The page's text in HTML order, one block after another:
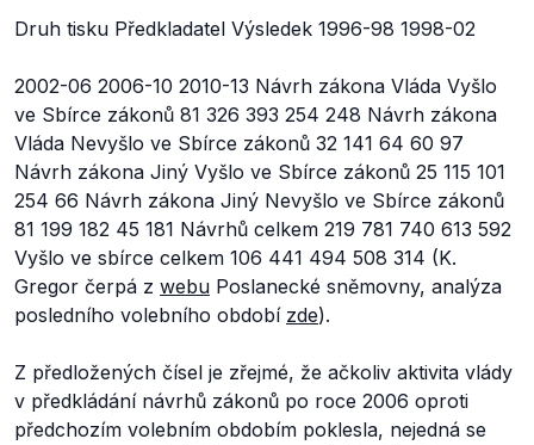
Druh tisku Předkladatel Výsledek 1996-98 1998-02
2002-06 2006-10 2010-13 Návrh zákona Vláda Vyšlo
ve Sbírce zákonů 81 326 393 254 248 Návrh zákona
Vláda Nevyšlo ve Sbírce zákonů 32 141 64 60 97
Návrh zákona Jiný Vyšlo ve Sbírce zákonů 25 115 101
254 66 Návrh zákona Jiný Nevyšlo ve Sbírce zákonů
81 199 182 45 181 Návrhů celkem 219 781 740 613 592
Vyšlo ve sbírce celkem 106 441 494 508 314 (K.
Gregor čerpá z webu Poslanecké sněmovny, analýza
posledního volebního období zde).
Z předložených čísel je zřejmé, že ačkoliv aktivita vlády
v předkládání návrhů zákonů po roce 2006 oproti
předchozím volebním obdobím poklesla, nejedná se